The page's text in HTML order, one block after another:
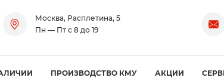
Москва, Расплетина, 5
Пн — Пт с 8 до 19
ПРОИЗВОДСТВО КМУ АКЦИИ